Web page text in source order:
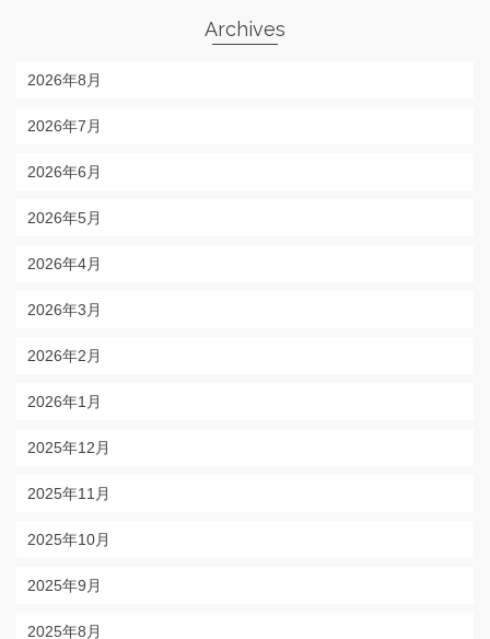
Archives
2026年8月
2026年7月
2026年6月
2026年5月
2026年4月
2026年3月
2026年2月
2026年1月
2025年12月
2025年11月
2025年10月
2025年9月
2025年8月